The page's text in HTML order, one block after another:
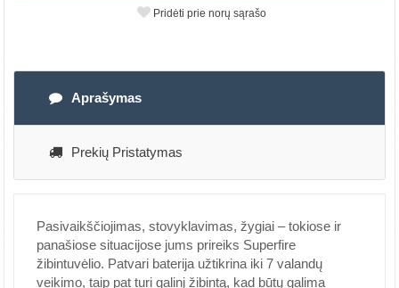
Pridėti prie norų sąrašo
Aprašymas
Prekių Pristatymas
Pasivaikščiojimas, stovyklavimas, žygiai – tokiose ir
panašiose situacijose jums prireiks Superfire
žibintuvėlio. Patvari baterija užtikrina iki 7 valandų
veikimo, taip pat turi galinį žibintą, kad būtų galima